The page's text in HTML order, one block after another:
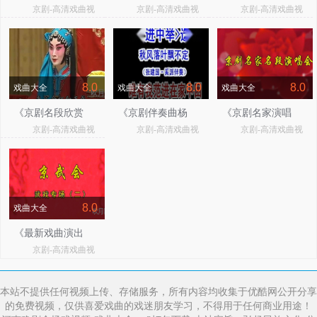
配像选段》
京剧-高清戏曲视
频
全》
京剧-高清戏曲视
频
京剧录音》
京剧-高清戏曲视
频
戏曲大全 8.0
《京剧名段欣赏
艺术家绝唱珍
京剧-高清戏曲视
频
戏曲大全 8.0
《京剧伴奏曲杨
派伴奏》
京剧-高清戏曲视
戏曲大全 8.0
《京剧名家演唱
长篇选段表演》
京剧-高清戏曲视
戏曲大全 8.0
《最新戏曲演出
合辑》
京剧-高清戏曲视
频
本站不提供任何视频上传、存储服务，所有内容均收集于优酷网公开分享
的免费视频，仅供喜爱戏曲的戏迷朋友学习，不得用于任何商业用途！